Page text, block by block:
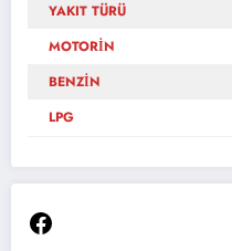
YAKIT TÜRÜ
MOTORİN
BENZİN
LPG
Facebook